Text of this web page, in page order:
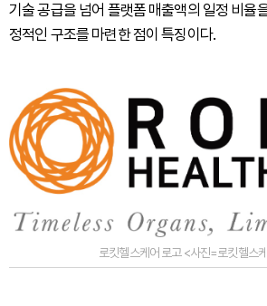
기술 공급을 넘어 플랫폼 매출액의 일정 비율
정적인 구조를 마련한 점이 특징이다.
로킷헬스케어 로고 <사진=로킷헬스